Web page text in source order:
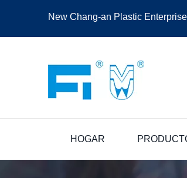
New Chang-an Plastic
HOGAR